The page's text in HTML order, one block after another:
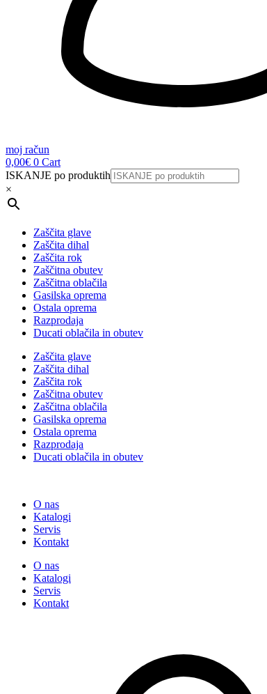
moj račun
0,00€ 0 Cart
ISKANJE po produktih
×
Zaščita glave
Zaščita dihal
Zaščita rok
Zaščitna obutev
Zaščitna oblačila
Gasilska oprema
Ostala oprema
Razprodaja
Ducati oblačila in obutev
Zaščita glave
Zaščita dihal
Zaščita rok
Zaščitna obutev
Zaščitna oblačila
Gasilska oprema
Ostala oprema
Razprodaja
Ducati oblačila in obutev
O nas
Katalogi
Servis
Kontakt
O nas
Katalogi
Servis
Kontakt